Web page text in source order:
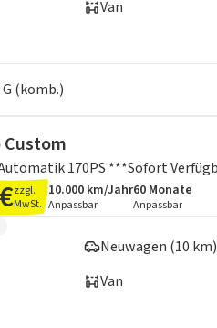
Van
(komb.)
Custom
zzgl.
MwSt.
Angebotsdetails:
Inklusive Laufleistung
10.000 km/Jahr
Anpassbar
Laufzeit
60 Monate
Anpassbar
Neuwagen (10 km)
Van